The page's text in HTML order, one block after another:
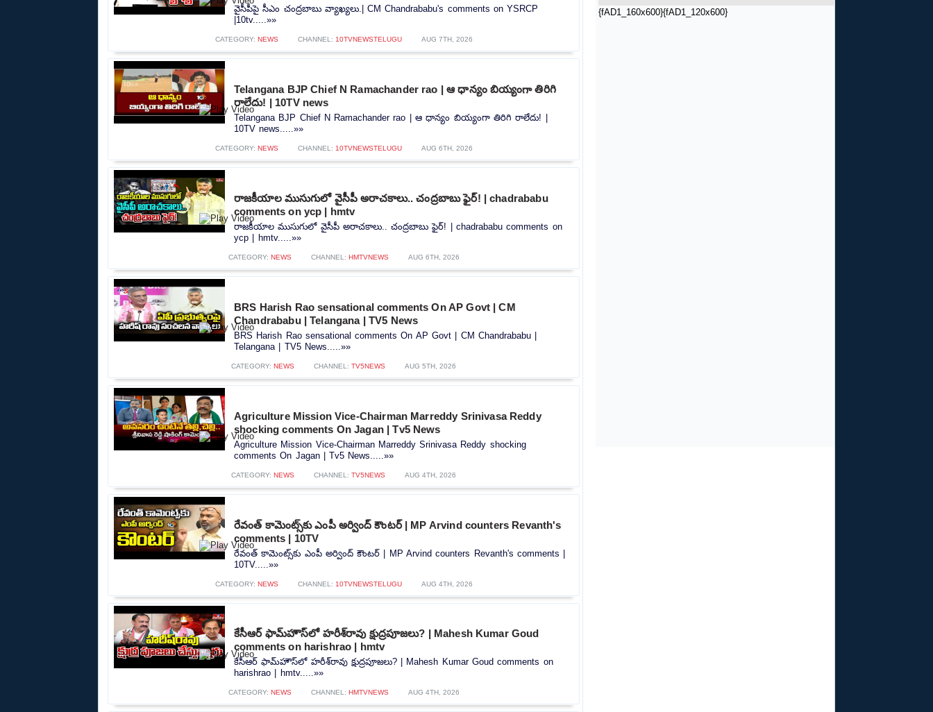
{fAD1_160x600}{fAD1_120x600}
వైసీపీపై సీఎం చంద్రబాబు వ్యాఖ్యలు.| CM Chandrababu's comments on YSRCP
|10tv.....»»
CATEGORY: NEWS CHANNEL: 10TVNEWSTELUGU AUG 7TH, 2026
Telangana BJP Chief N Ramachander rao | ఆ ధాన్యం బియ్యంగా తిరిగి
రాలేదు! | 10TV news
Telangana BJP Chief N Ramachander rao | ఆ ధాన్యం బియ్యంగా తిరిగి రాలేదు! |
10TV news.....»»
CATEGORY: NEWS CHANNEL: 10TVNEWSTELUGU AUG 6TH, 2026
రాజకీయాల ముసుగులో వైసీపీ అరాచకాలు.. చంద్రబాబు ఫైర్! | chadrababu
comments on ycp | hmtv
రాజకీయాల ముసుగులో వైసీపీ అరాచకాలు.. చంద్రబాబు ఫైర్! | chadrababu comments on
ycp | hmtv.....»»
CATEGORY: NEWS CHANNEL: HMTVNEWS AUG 6TH, 2026
BRS Harish Rao sensational comments On AP Govt | CM
Chandrababu | Telangana | TV5 News
BRS Harish Rao sensational comments On AP Govt | CM Chandrababu |
Telangana | TV5 News.....»»
CATEGORY: NEWS CHANNEL: TV5NEWS AUG 5TH, 2026
Agriculture Mission Vice-Chairman Marreddy Srinivasa Reddy
shocking comments On Jagan | Tv5 News
Agriculture Mission Vice-Chairman Marreddy Srinivasa Reddy shocking
comments On Jagan | Tv5 News.....»»
CATEGORY: NEWS CHANNEL: TV5NEWS AUG 4TH, 2026
రేవంత్ కామెంట్స్‌కు ఎంపీ అర్వింద్ కౌంటర్ | MP Arvind counters Revanth's
comments | 10TV
రేవంత్ కామెంట్స్‌కు ఎంపీ అర్వింద్ కౌంటర్ | MP Arvind counters Revanth's comments |
10TV.....»»
CATEGORY: NEWS CHANNEL: 10TVNEWSTELUGU AUG 4TH, 2026
కేసీఆర్ ఫామ్‌హౌస్‌లో హరీశ్‌రావు క్షుద్రపూజలు? | Mahesh Kumar Goud
comments on harishrao | hmtv
కేసీఆర్ ఫామ్‌హౌస్‌లో హరీశ్‌రావు క్షుద్రపూజలు? | Mahesh Kumar Goud comments on
harishrao | hmtv.....»»
CATEGORY: NEWS CHANNEL: HMTVNEWS AUG 4TH, 2026